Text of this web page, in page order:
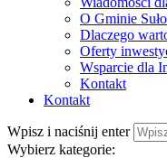
O Gminie
Dlaczego
Oferty
Wsparcie dla
Kontakt
Kontakt
Wpisz i naciśnij enter
Wybierz kategorie: